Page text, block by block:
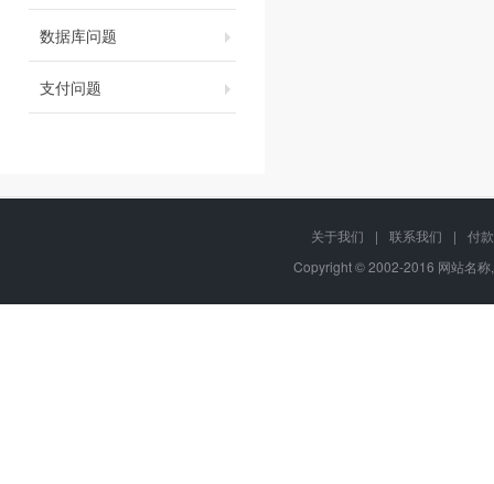
数据库问题
支付问题
关于我们 | 联系我们 |
付
Copyright © 2002-2016 网站名